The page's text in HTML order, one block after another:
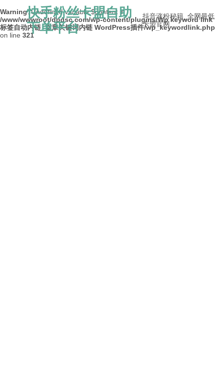
Warning: Undefined variable $content in
/www/wwwroot/dpdsc.com/wp-content/plugins/Wp keyword link
标签自动内链_文章关键词内链 WordPress插件/wp_keywordlink.php
on line 321
快手粉丝卡盟自助
下单平台
抖音涨粉秘籍_全网最低
卡盟官网